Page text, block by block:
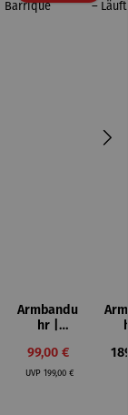
Armbandu
hr |
um –
Barrique
Verkaufspreis:
99,00 €
UVPRegulärer Preis:
199,00 €